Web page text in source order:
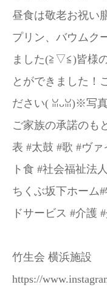
昼食は敬老お祝い
プリン、バウムク
ました(⁠≧⁠▽⁠≦⁠)皆様
とができました！
ださい(⁠ ⁠ꈍ⁠ᴗ⁠ꈍ⁠)※写
ご家族の承諾のも
表 #太鼓 #歌 #ヴ
ト食 #社会福祉法
ちくぶ坂下ホーム
ドサービス #介護
竹生会 横浜施設
https://